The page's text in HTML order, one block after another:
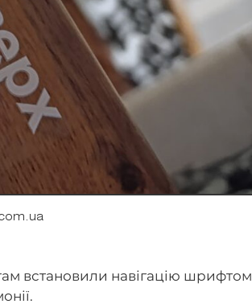
встановили навігацію шрифтом